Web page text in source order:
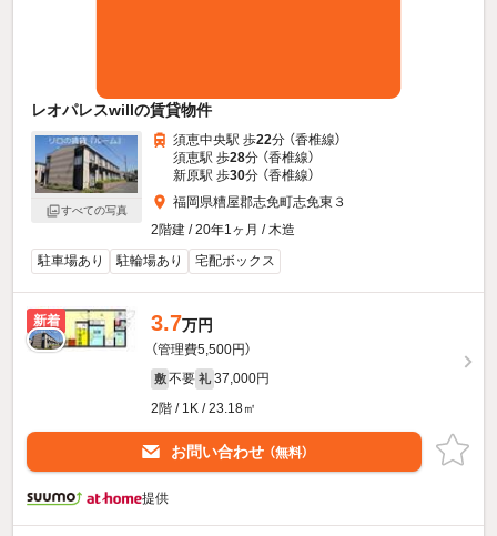
レオパレスwillの賃貸物件
すべての写真
須恵中央駅 歩22分 （香椎線）
須恵駅 歩28分 （香椎線）
新原駅 歩30分 （香椎線）
福岡県糟屋郡志免町志免東３
2階建 / 20年1ヶ月 / 木造
駐車場あり
駐輪場あり 宅配ボックス
新着 3.7万円
（管理費5,500円）
敷 不要 礼 37,000円
2階 / 1K / 23.18㎡
お問い合わせ （無料）
提供